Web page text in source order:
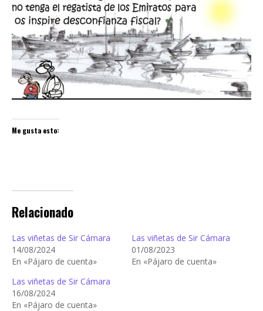
Me gusta esto:
Relacionado
Las viñetas de Sir Cámara
14/08/2024
En «Pájaro de cuenta»
Las viñetas de Sir Cámara
01/08/2023
En «Pájaro de cuenta»
Las viñetas de Sir Cámara
16/08/2024
En «Pájaro de cuenta»